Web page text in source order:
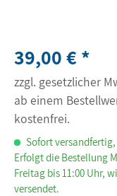
39,00 € *
zzgl. gesetzlicher
ab einem
kostenfrei.
Sofort
Erfolgt die Bestellung
Freitag bis 11:00 Uhr,
versendet.